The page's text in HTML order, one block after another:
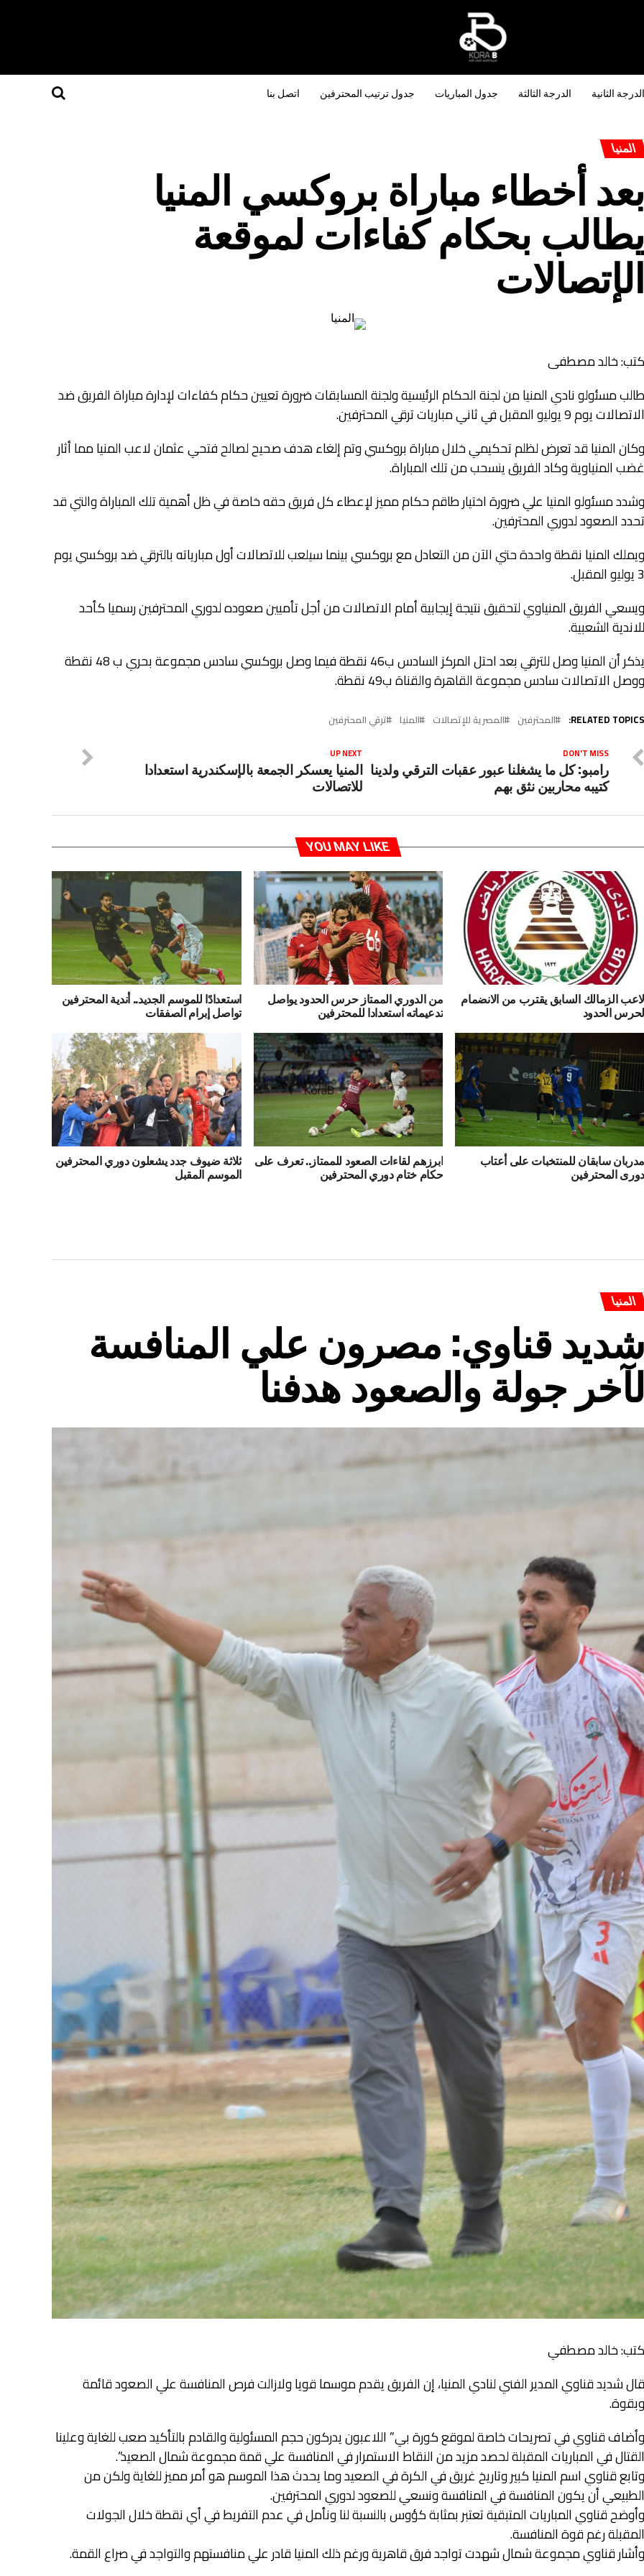
الدرجة الثانية الدرجة الثالثة جدول المباريات جدول ترتيب المحترفين اتصل بنا
المنيا
بعد أخطاء مباراة بروكسي المنيا
يطالب بحكام كفاءات لموقعة
الإتصالات
كتب: خالد مصطفى
طالب مسئولو نادي المنيا من لجنة الحكام الرئيسية ولجنة المسابقات ضرورة تعيين حكام كفاءات لإدارة مباراة الفريق ضد
الاتصالات يوم 9 يوليو المقبل في ثاني مباريات ترقي المحترفين.
وكان المنيا قد تعرض لظلم تحكيمي خلال مباراة بروكسي وتم إلغاء هدف صحيح لصالح فتحي عثمان لاعب المنيا مما أثار
غضب المنياوية وكاد الفريق ينسحب من تلك المباراة.
وشدد مسئولو المنيا علي ضرورة اختيار طاقم حكام مميز لإعطاء كل فريق حقه خاصة في ظل أهمية تلك المباراة والتي قد
تحدد الصعود لدوري المحترفين.
ويملك المنيا نقطة واحدة حتي الآن من التعادل مع بروكسي بينما سيلعب للاتصالات أول مبارياته بالترقي ضد بروكسي يوم
3 يوليو المقبل.
ويسعي الفريق المنياوي لتحقيق نتيجة إيجابية أمام الاتصالات من أجل تأميين صعوده لدوري المحترفين رسميا كأحد
للاندية الشعبية.
يذكر أن المنيا وصل للترقي بعد احتل المركز السادس ب46 نقطة فيما وصل بروكسي سادس مجموعة بحري ب 48 نقطة
ووصل الاتصالات سادس مجموعة القاهرة والقناة ب49 نقطة.
RELATED TOPICS: المحترفين المصرية للإتصالات المنيا ترقي المحترفين
UP NEXT
المنيا يعسكر الجمعة بالإسكندرية استعدادا
للاتصالات
DON'T MISS
رامبو: كل ما يشغلنا عبور عقبات الترقي ولدينا
كتيبه محاربين نثق بهم
YOU MAY LIKE
لاعب الزمالك السابق يقترب من الانضمام
لحرس الحدود
من الدوري الممتاز حرس الحدود يواصل
تدعيماته استعدادا للمحترفين
استعدادًا للموسم الجديد.. أندية المحترفين
تواصل إبرام الصفقات
مدربان سابقان للمنتخبات على أعتاب
دورى المحترفين
ابرزهم لقاءات الصعود للممتاز.. تعرف على
حكام ختام دوري المحترفين
ثلاثة ضيوف جدد يشعلون دوري المحترفين
الموسم المقبل
المنيا
شديد قناوي: مصرون علي المنافسة
لآخر جولة والصعود هدفنا
كتب: خالد مصطفي
قال شديد قناوي المدير الفني لنادي المنيا، إن الفريق يقدم موسما قويا ولازالت فرص المنافسة علي الصعود قائمة
وبقوة.
وأضاف قناوي في تصريحات خاصة لموقع كورة بي” اللاعبون يدركون حجم المسئولية والقادم بالتأكيد صعب للغاية وعلينا
القتال في المباريات المقبلة لحصد مزيد من النقاط الاستمرار في المنافسة علي قمة مجموعة شمال الصعيد”.
وتابع قناوي اسم المنيا كبير وتاريخ غريق في الكرة في الصعيد وما يحدث هذا الموسم هو أمر مميز للغاية ولكن من
الطبيعي أن يكون المنافسة في المنافسة ونسعي للصعود لدوري المحترفين.
وأوضح قناوي المباريات المتبقية تعتبر بمثابة كؤوس بالنسبة لنا ونأمل في عدم التفريط في أي نقطة خلال الجولات
المقبلة رغم قوة المنافسة.
وأشار قناوي مجموعة شمال شهدت تواجد فرق قاهرية ورغم ذلك المنيا قادر علي منافستهم والتواجد في صراع القمة.